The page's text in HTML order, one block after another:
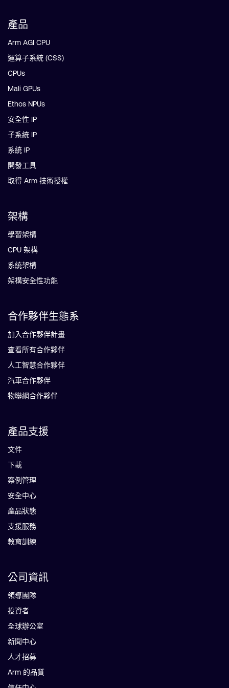
產品
Arm AGI CPU
運算子系統 (CSS)
CPUs
Mali GPUs
Ethos NPUs
安全性 IP
子系統 IP
系統 IP
開發工具
取得 Arm 技術授權
架構
學習架構
CPU 架構
系統架構
架構安全性功能
合作夥伴生態系
加入合作夥伴計畫
查看所有合作夥伴
人工智慧合作夥伴
汽車合作夥伴
物聯網合作夥伴
產品支援
文件
下載
案例管理
安全中心
產品狀態
支援服務
教育訓練
公司資訊
領導團隊
投資者
全球辦公室
新聞中心
人才招募
Arm 的品質